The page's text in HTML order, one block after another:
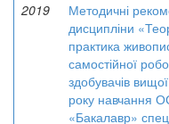
2019
Методичні
дисципліни
практика
самостійної
здобувачів вищої
року навчання
«Бакалавр»